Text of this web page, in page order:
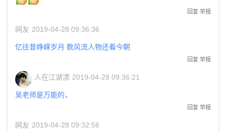
回复 举报
网友 2019-04-28 09:36:36
忆往昔峥嵘岁月 数风流人物还看今朝
回复 举报
人在江湖漂 2019-04-28 09:36:21
吴老师是万能的，
回复 举报
网友 2019-04-28 09:32:56